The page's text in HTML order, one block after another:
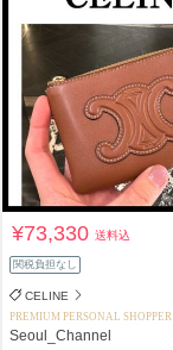
¥73,330送料込
関税負担なし
CELINE
PREMIUM PERSONAL SHOPPER
Seoul_Channel